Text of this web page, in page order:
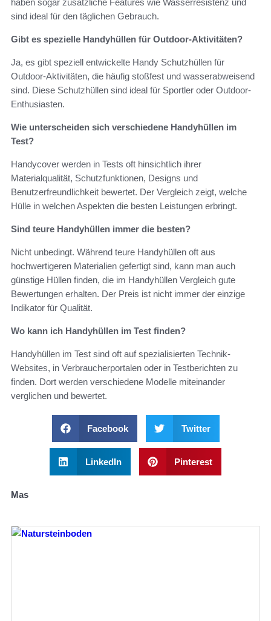
sind ideal für den täglichen Gebrauch.
Gibt es spezielle Handyhüllen für Outdoor-Aktivitäten?
Ja, es gibt speziell entwickelte Handy Schutzhüllen für
Outdoor-Aktivitäten, die häufig stoßfest und wasserabweisend
sind. Diese Schutzhüllen sind ideal für Sportler oder Outdoor-
Enthusiasten.
Wie unterscheiden sich verschiedene Handyhüllen im
Test?
Handycover werden in Tests oft hinsichtlich ihrer
Materialqualität, Schutzfunktionen, Designs und
Benutzerfreundlichkeit bewertet. Der Vergleich zeigt, welche
Hülle in welchen Aspekten die besten Leistungen erbringt.
Sind teure Handyhüllen immer die besten?
Nicht unbedingt. Während teure Handyhüllen oft aus
hochwertigeren Materialien gefertigt sind, kann man auch
günstige Hüllen finden, die im Handyhüllen Vergleich gute
Bewertungen erhalten. Der Preis ist nicht immer der einzige
Indikator für Qualität.
Wo kann ich Handyhüllen im Test finden?
Handyhüllen im Test sind oft auf spezialisierten Technik-
Websites, in Verbraucherportalen oder in Testberichten zu
finden. Dort werden verschiedene Modelle miteinander
verglichen und bewertet.
Facebook Twitter
LinkedIn Pinterest
Mas